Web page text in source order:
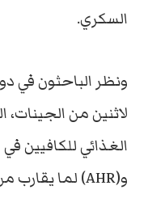
السكري.
ونظر الباحثون في
لاثنين من الجينات،
و(AHR) لما يقارب من 10 آلاف شخص في أوروبا.